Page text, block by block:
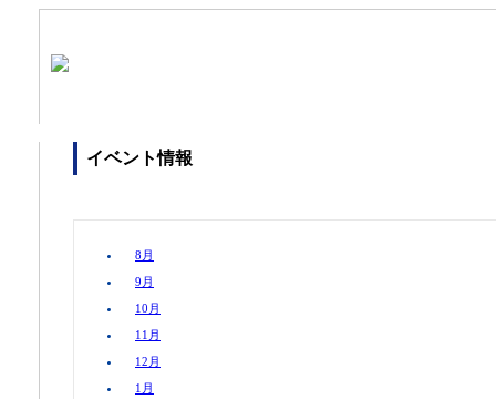
イベント情報
8月
9月
10月
11月
12月
1月